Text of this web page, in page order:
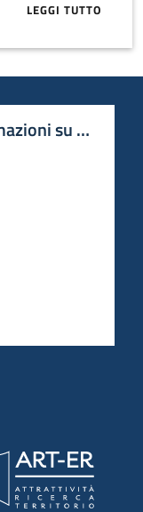
LEGGI TUTTO
ABOUT
su questa